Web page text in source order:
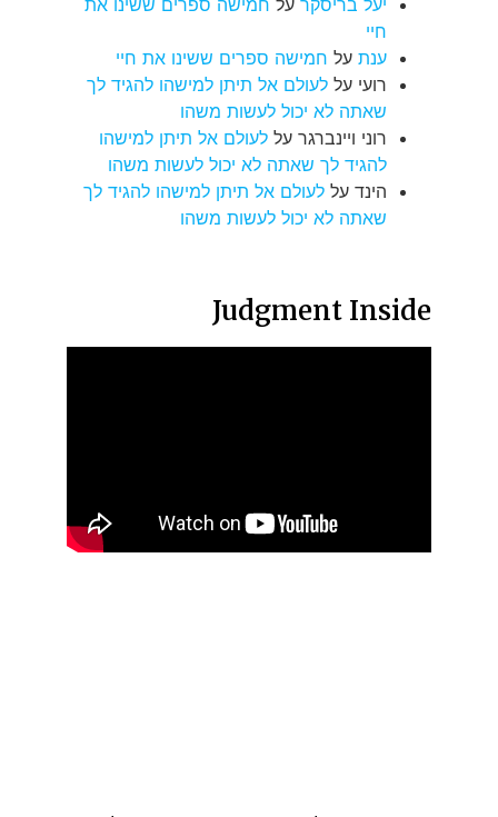
יעל בריסקר על חמישה ספרים ששינו את
חיי
ענת על חמישה ספרים ששינו את חיי
רועי על לעולם אל תיתן למישהו להגיד לך
שאתה לא יכול לעשות משהו
רוני ויינברגר על לעולם אל תיתן למישהו
להגיד לך שאתה לא יכול לעשות משהו
הינד על לעולם אל תיתן למישהו להגיד לך
שאתה לא יכול לעשות משהו
Judgment Inside